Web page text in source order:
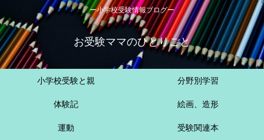
ー小学校受験情報ブログー
お受験ママのひとりごと
小学校受験と親 分野別学習
体験記 絵画、造形
運動 受験関連本